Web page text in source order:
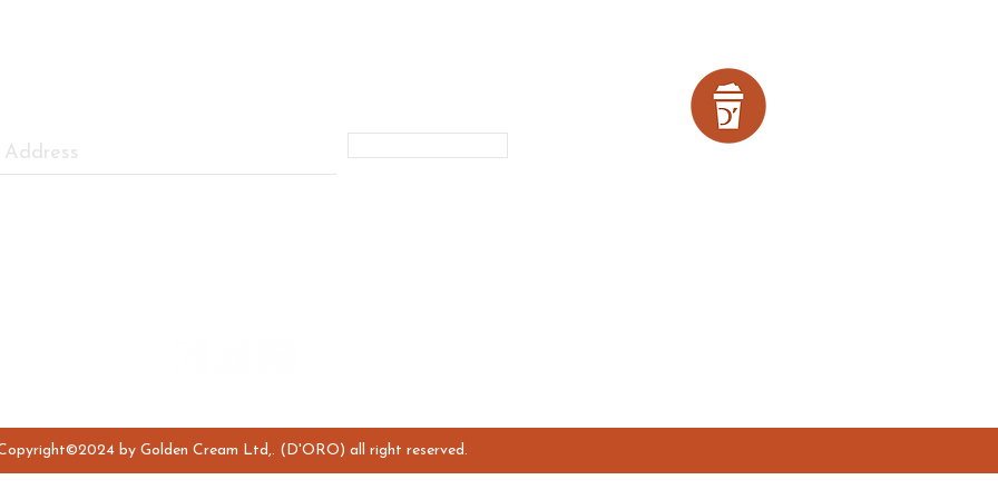
by Golden Cream Ltd,. (D'ORO) all right reserved.